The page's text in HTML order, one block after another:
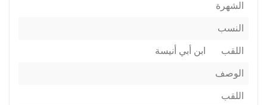
الشهرة
النسب
اللقب ابن أبي أنيسة
الوصف
اللقب